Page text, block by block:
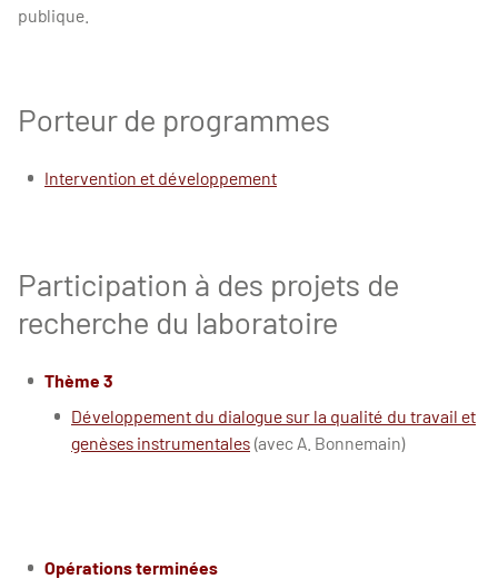
publique.
Porteur de programmes
Intervention et développement
Participation à des projets de
recherche du laboratoire
Thème 3
Développement du dialogue sur la qualité du travail et
genèses instrumentales (avec A. Bonnemain)
Opérations terminées